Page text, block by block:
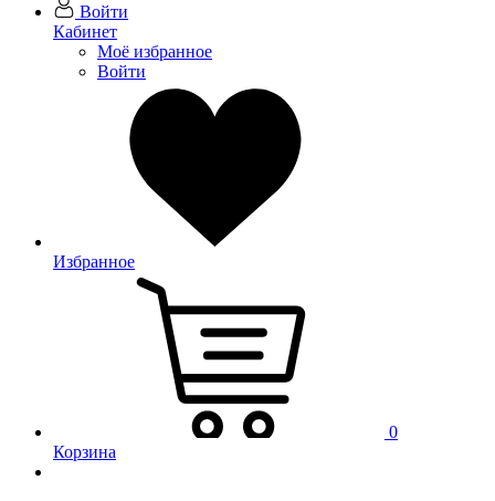
Войти
Кабинет
Моё избранное
Войти
Избранное
0
Корзина